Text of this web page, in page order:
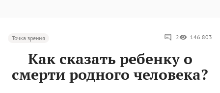
Точка зрения 2 146 803
Как сказать ребенку о
смерти родного человека?